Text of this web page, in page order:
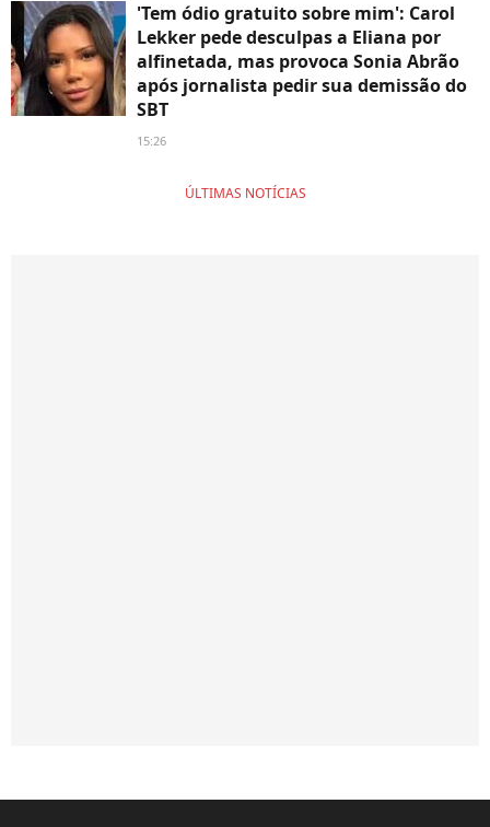
'Tem ódio gratuito sobre mim': Carol
Lekker pede desculpas a Eliana por
alfinetada, mas provoca Sonia Abrão
após jornalista pedir sua demissão do
SBT
15:26
ÚLTIMAS NOTÍCIAS